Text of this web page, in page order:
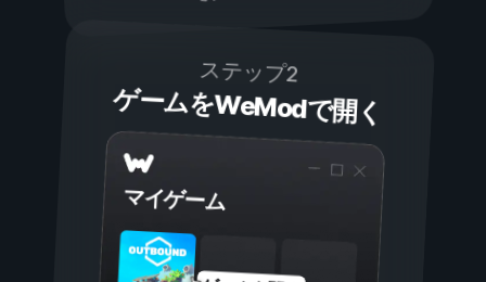
ステップ2
ゲームをWeModで開く
マイゲーム